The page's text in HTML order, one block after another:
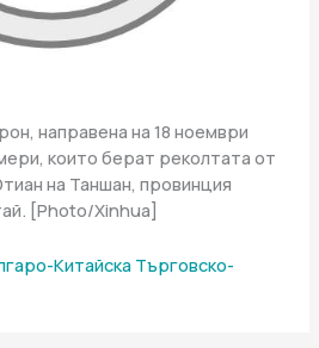
направена на 18 ноември
които берат реколтата от
на Таншан, провинция
[Photo/Xinhua]
Китайска Търговско-